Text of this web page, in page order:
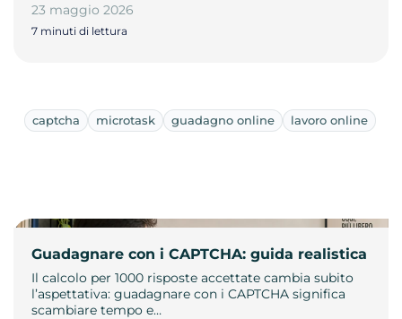
23 maggio 2026
7 minuti di lettura
captcha microtask guadagno online lavoro online
Guadagnare con i CAPTCHA: guida realistica
Il calcolo per 1000 risposte accettate cambia subito
l’aspettativa: guadagnare con i CAPTCHA significa
scambiare tempo e…